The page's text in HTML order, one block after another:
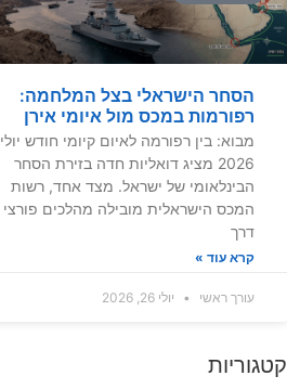
הסחר הישראלי בצל המלחמה:
רפורמות במכס מול איומי אירן
מבוא: בין רפורמה לאיום קיומי חודש יולי
2026 מציג דואליות חדה בזירת הסחר
הבינלאומי של ישראל. מצד אחד, רשות
המכס הישראלית מובילה מהלכים פורצי
דרך
קרא עוד »
עורך ראשי יולי 26, 2026
קטגוריות